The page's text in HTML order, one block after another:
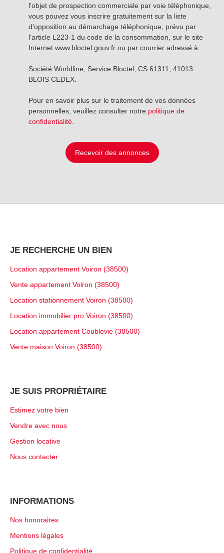
l'objet de prospection commerciale par voie téléphonique,
vous pouvez vous inscrire gratuitement sur la liste
d'opposition au démarchage téléphonique, prévu par
l'article L223-1 du code de la consommation, sur le site
Internet www.bloctel.gouv.fr ou par courrier adressé à :
Société Worldline, Service Bloctel, CS 61311, 41013
BLOIS CEDEX.
Pour en savoir plus sur le traitement de vos données
personnelles, veuillez consulter notre politique de
confidentialité.
Recevoir des annonces
JE RECHERCHE UN BIEN
Location appartement Voiron (38500)
Vente appartement Voiron (38500)
Location stationnement Voiron (38500)
Location immobilier pro Voiron (38500)
Location appartement Coublevie (38500)
Vente maison Voiron (38500)
JE SUIS PROPRIÉTAIRE
Estimez votre bien
Vendre avec nous
Gestion locative
Nous contacter
INFORMATIONS
Nos honoraires
Mentions légales
Politique de confidentialité